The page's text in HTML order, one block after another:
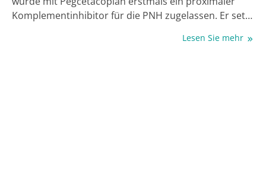
Komplementinhibitor für die PNH zugelassen. Er setzt
angewendet werden, die trotz Behandlung mit einem
Lesen Sie mehr